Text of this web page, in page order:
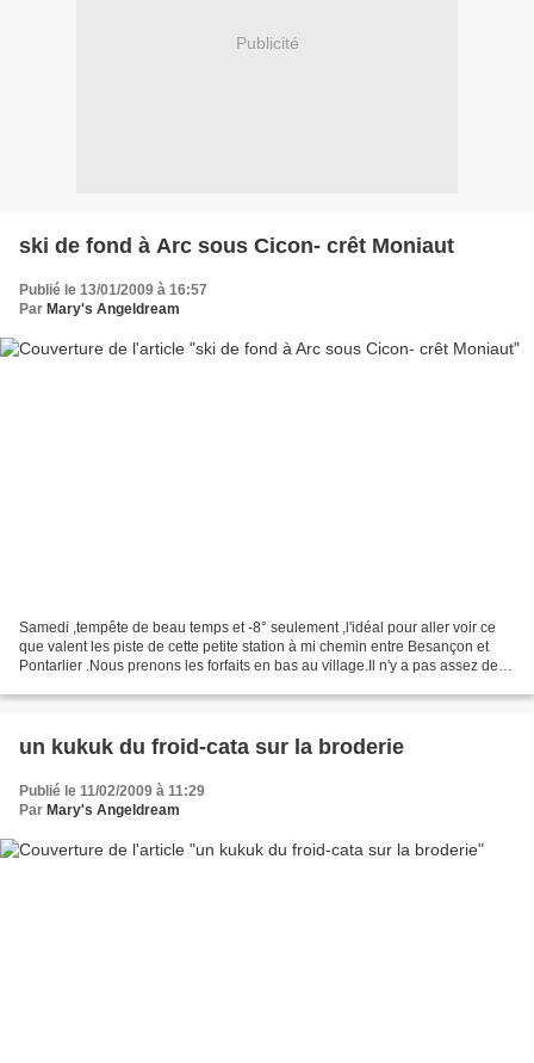
Publicité
ski de fond à Arc sous Cicon- crêt Moniaut
Publié le 13/01/2009 à 16:57
Par Mary's Angeldream
Samedi ,tempête de beau temps et -8° seulement ,l'idéal pour aller voir ce
que valent les piste de cette petite station à mi chemin entre Besançon et
Pontarlier .Nous prenons les forfaits en bas au village.Il n'y a pas assez de
un kukuk du froid-cata sur la broderie
Publié le 11/02/2009 à 11:29
Par Mary's Angeldream